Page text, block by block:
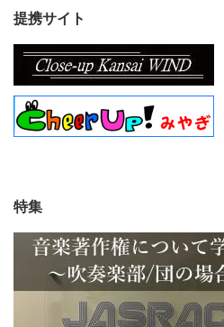
提携サイト
特集